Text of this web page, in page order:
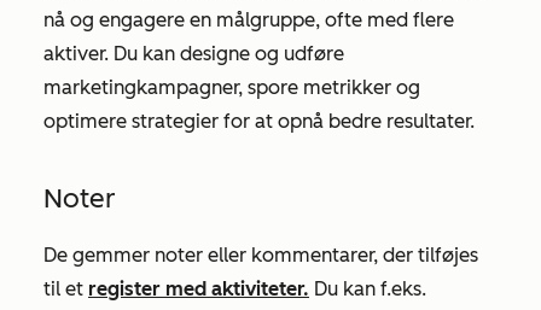
nå og engagere en målgruppe, ofte med flere
aktiver. Du kan designe og udføre
marketingkampagner, spore metrikker og
optimere strategier for at opnå bedre resultater.
Noter
De gemmer noter eller kommentarer, der tilføjes
til et register med aktiviteter. Du kan f.eks.